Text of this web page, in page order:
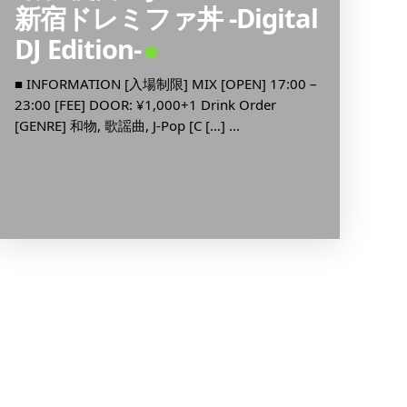
新宿ドレミファ丼 -Digital
DJ Edition-
■ INFORMATION [入場制限] MIX [OPEN] 17:00 –
23:00 [FEE] DOOR: ¥1,000+1 Drink Order
[GENRE] 和物, 歌謡曲, J-Pop [C […] ...